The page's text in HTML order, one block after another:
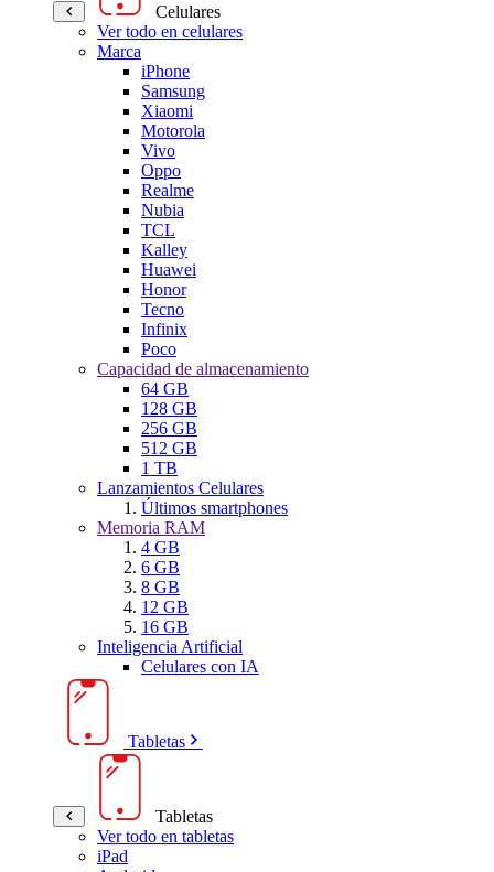
Celulares
Ver todo en celulares
Marca
iPhone
Samsung
Xiaomi
Motorola
Vivo
Oppo
Realme
Nubia
TCL
Kalley
Huawei
Honor
Tecno
Infinix
Poco
Capacidad de almacenamiento
64 GB
128 GB
256 GB
512 GB
1 TB
Lanzamientos Celulares
Últimos smartphones
Memoria RAM
4 GB
6 GB
8 GB
12 GB
16 GB
Inteligencia Artificial
Celulares con IA
Tabletas
Tabletas
Ver todo en tabletas
iPad